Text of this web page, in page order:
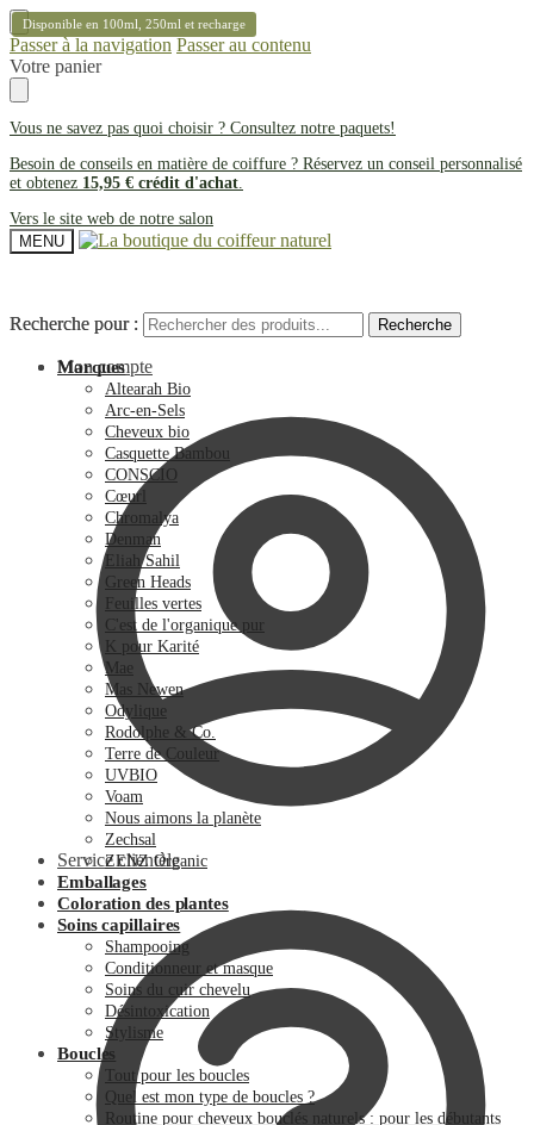
Passer à la navigation Passer au contenu
Votre panier
Vous ne savez pas quoi choisir ? Consultez notre paquets!
Besoin de conseils en matière de coiffure ? Réservez un conseil personnalisé
et obtenez 15,95 € crédit d'achat.
Vers le site web de notre salon
MENU
Recherche pour : Recherche
Mon compte
Service clientèle
Recherche pour : Recherche
Marques
Altearah Bio
Arc-en-Sels
Cheveux bio
Casquette Bambou
CONSCIO
Cœurl
Chromalya
Denman
Eliah Sahil
Green Heads
Feuilles vertes
C'est de l'organique pur
K pour Karité
Mae
Mas Newen
Odylique
Rodolphe & Co.
Terre de Couleur
UVBIO
Voam
Nous aimons la planète
Zechsal
ZENZ Organic
Emballages
Coloration des plantes
Soins capillaires
Shampooing
Conditionneur et masque
Soins du cuir chevelu
Désintoxication
Stylisme
Boucles
Tout pour les boucles
Quel est mon type de boucles ?
Routine pour cheveux bouclés naturels : pour les débutants
Disponible en 100ml, 250ml et recharge